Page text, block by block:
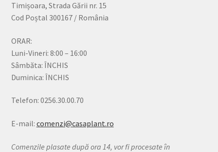
Timișoara, Strada Gării nr. 15
Cod Poștal 300167 / România
ORAR:
Luni-Vineri: 8:00 – 16:00
Sâmbăta: ÎNCHIS
Duminica: ÎNCHIS
Telefon: 0256.30.00.70
E-mail: comenzi@casaplant.ro
Comenzile plasate după ora 14, vor fi procesate în